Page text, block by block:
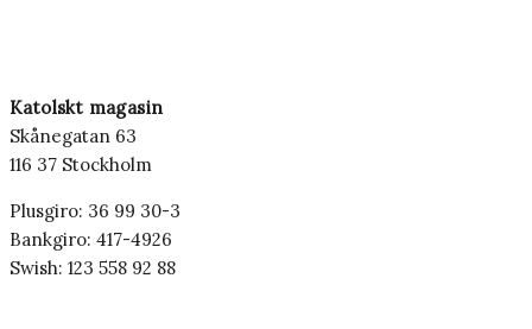
Katolskt magasin
Skånegatan 63
116 37 Stockholm
Plusgiro: 36 99 30-3
Bankgiro: 417-4926
Swish: 123 558 92 88